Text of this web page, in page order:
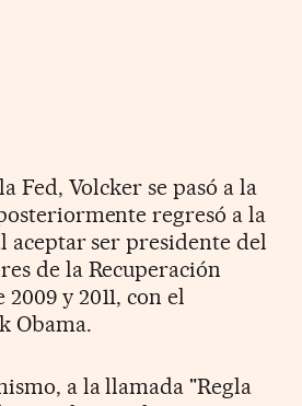
Fed, Volcker se pasó a la
regresó a la
aceptar ser presidente del
de la Recuperación
y 2011, con el
Obama.
a la llamada "Regla